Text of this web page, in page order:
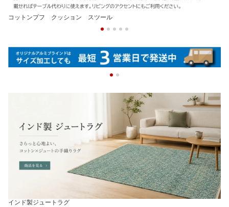
コットンプフ クッション スツール
インド製ジュートラグ